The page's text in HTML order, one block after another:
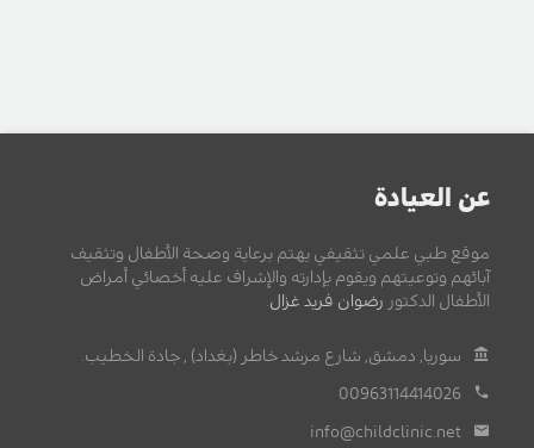
عن العيادة
موقع طبي علمي تثقيفي يهتم برعاية وصحة الأطفال وتثقيف
آبائهم وتوعيتهم ويقوم بإدارته والإشراف عليه أخصائي أمراض
الأطفال الدكتور رضوان فريد غزال
سوريا, دمشق, شارع مرشد خاطر (بغداد) , جادة الخطيب.
00963114414026
info@childclinic.net